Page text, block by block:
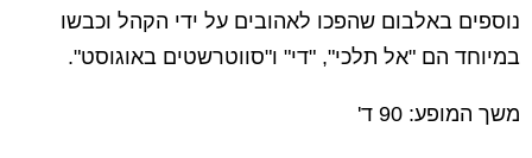
נוספים באלבום שהפכו לאהובים על ידי הקהל וכבשו
במיוחד הם "אל תלכי", "די" ו"סווטרשטים באוגוסט".
משך המופע: 90 ד'